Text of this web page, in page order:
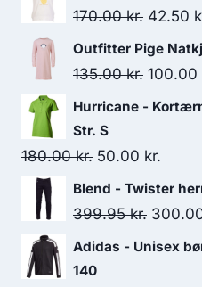
170.00kr. Original
price
was:
42.50
Outfitter Pige
135.00kr. Original
price
135.00
100.00
Hurricane -
Str. S
180.00kr. Original
price
was:
50.00 kr.
price
is:
Blend - Twister
399.95kr.
price
Adidas - Unisex
140